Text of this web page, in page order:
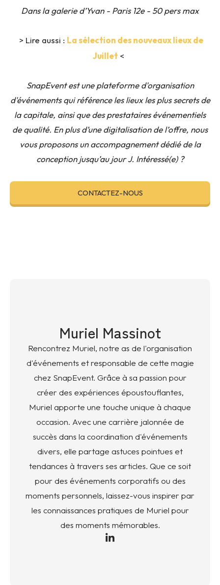
Dans la galerie d’Yvan - Paris 12e - 50 pers max
> Lire aussi : La sélection des nouveaux lieux de
Juillet <
SnapEvent est une plateforme d'organisation
d'événements qui référence les lieux les plus secrets de
la capitale, ainsi que des prestataires événementiels
de qualité. En plus d’une digitalisation de l’offre, nous
vous proposons un accompagnement dédié de la
conception jusqu’au jour J. Intéressé(e) ?
CONTACTEZ-NOUS
Muriel Massinot
Rencontrez Muriel, notre as de l'organisation
d'événements et responsable de cette magie
chez SnapEvent. Grâce à sa passion pour
créer des expériences époustouflantes,
Muriel apporte une touche unique à chaque
occasion. Avec une carrière jalonnée de
succès dans la coordination d'événements
divers, elle partage astuces pointues et
tendances à travers ses articles. Que ce soit
pour des événements corporatifs ou des
moments personnels, laissez-vous inspirer par
les connaissances pratiques de Muriel pour
des moments mémorables.